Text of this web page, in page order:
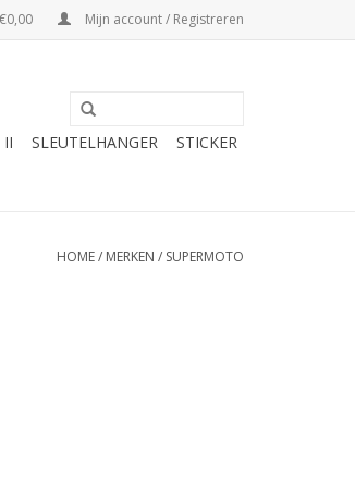
Mijn account / Registreren
II SLEUTELHANGER STICKER
HOME/ MERKEN / SUPERMOTO